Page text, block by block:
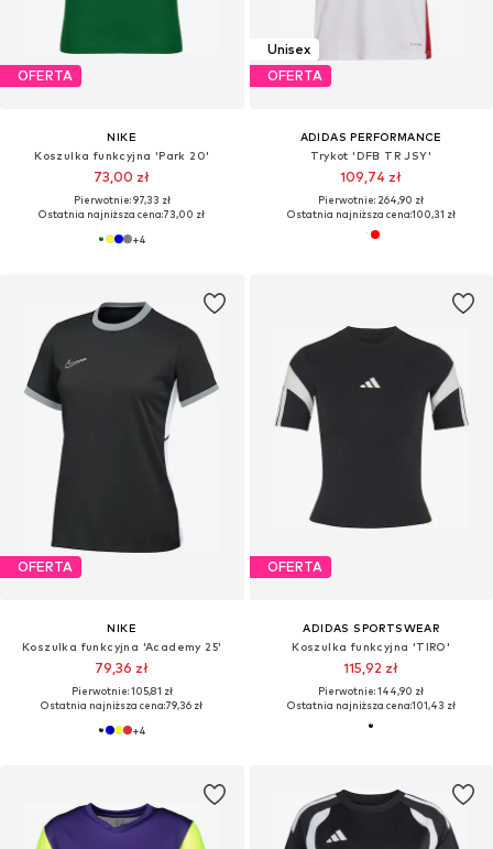
OFERTA
NIKE
Koszulka funkcyjna 'Park 20'
73,00 zł
Pierwotnie: 97,33 zł
Ostatnia najniższa cena:73,00 zł
+4
Unisex
OFERTA
ADIDAS PERFORMANCE
Trykot 'DFB TR JSY'
109,74 zł
Pierwotnie: 264,90 zł
Ostatnia najniższa cena:100,31 zł
OFERTA
NIKE
Koszulka funkcyjna 'Academy 25'
79,36 zł
Pierwotnie: 105,81 zł
Ostatnia najniższa cena:79,36 zł
+4
OFERTA
ADIDAS SPORTSWEAR
Koszulka funkcyjna 'TIRO'
115,92 zł
Pierwotnie: 144,90 zł
Ostatnia najniższa cena:101,43 zł